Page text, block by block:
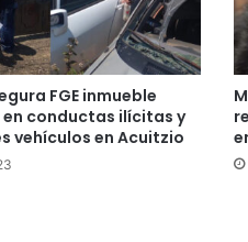
FGE inmueble
conductas ilícitas y
vehículos en Acuitzio